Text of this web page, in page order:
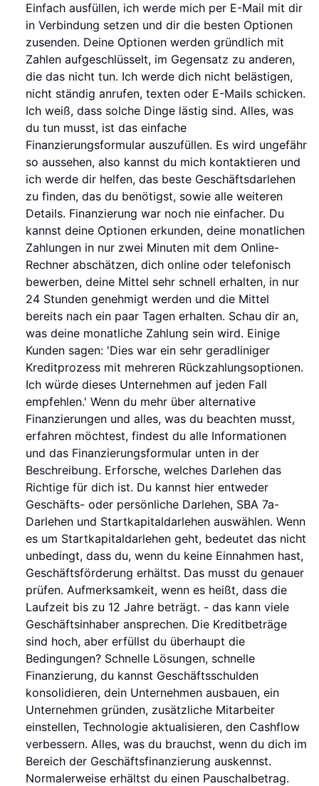
Einfach ausfüllen, ich werde mich per E-Mail mit dir
in Verbindung setzen und dir die besten Optionen
zusenden. Deine Optionen werden gründlich mit
Zahlen aufgeschlüsselt, im Gegensatz zu anderen,
die das nicht tun. Ich werde dich nicht belästigen,
nicht ständig anrufen, texten oder E-Mails schicken.
Ich weiß, dass solche Dinge lästig sind. Alles, was
du tun musst, ist das einfache
Finanzierungsformular auszufüllen. Es wird ungefähr
so aussehen, also kannst du mich kontaktieren und
ich werde dir helfen, das beste Geschäftsdarlehen
zu finden, das du benötigst, sowie alle weiteren
Details. Finanzierung war noch nie einfacher. Du
kannst deine Optionen erkunden, deine monatlichen
Zahlungen in nur zwei Minuten mit dem Online-
Rechner abschätzen, dich online oder telefonisch
bewerben, deine Mittel sehr schnell erhalten, in nur
24 Stunden genehmigt werden und die Mittel
bereits nach ein paar Tagen erhalten. Schau dir an,
was deine monatliche Zahlung sein wird. Einige
Kunden sagen: 'Dies war ein sehr geradliniger
Kreditprozess mit mehreren Rückzahlungsoptionen.
Ich würde dieses Unternehmen auf jeden Fall
empfehlen.' Wenn du mehr über alternative
Finanzierungen und alles, was du beachten musst,
erfahren möchtest, findest du alle Informationen
und das Finanzierungsformular unten in der
Beschreibung. Erforsche, welches Darlehen das
Richtige für dich ist. Du kannst hier entweder
Geschäfts- oder persönliche Darlehen, SBA 7a-
Darlehen und Startkapitaldarlehen auswählen. Wenn
es um Startkapitaldarlehen geht, bedeutet das nicht
unbedingt, dass du, wenn du keine Einnahmen hast,
Geschäftsförderung erhältst. Das musst du genauer
prüfen. Aufmerksamkeit, wenn es heißt, dass die
Laufzeit bis zu 12 Jahre beträgt. - das kann viele
Geschäftsinhaber ansprechen. Die Kreditbeträge
sind hoch, aber erfüllst du überhaupt die
Bedingungen? Schnelle Lösungen, schnelle
Finanzierung, du kannst Geschäftsschulden
konsolidieren, dein Unternehmen ausbauen, ein
Unternehmen gründen, zusätzliche Mitarbeiter
einstellen, Technologie aktualisieren, den Cashflow
verbessern. Alles, was du brauchst, wenn du dich im
Bereich der Geschäftsfinanzierung auskennst.
Normalerweise erhältst du einen Pauschalbetrag.